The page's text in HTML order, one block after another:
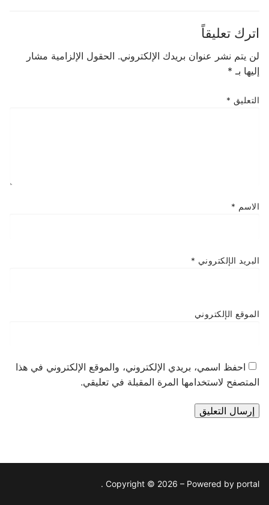
اترك تعليقاً
لن يتم نشر عنوان بريدك الإلكتروني. الحقول الإلزامية مشار
إليها بـ *
التعليق *
الاسم *
البريد الإلكتروني *
الموقع الإلكتروني
احفظ اسمي، بريدي الإلكتروني، والموقع الإلكتروني في هذا
المتصفح لاستخدامها المرة المقبلة في تعليقي.
Copyright © 2026 – Powered by portal .